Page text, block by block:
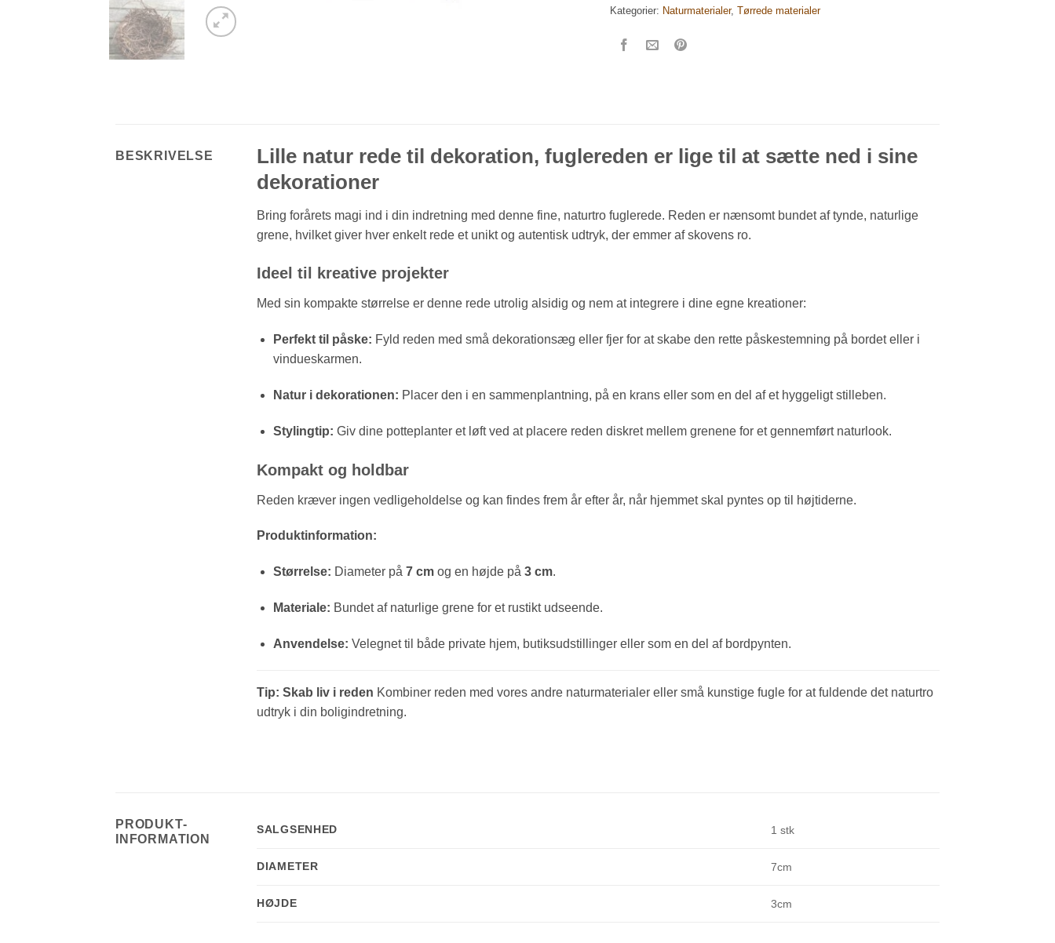
Kategorier: Naturmaterialer, Tørrede materialer
BESKRIVELSE
Lille natur rede til dekoration, fuglereden er lige til at sætte ned i sine
dekorationer
Bring forårets magi ind i din indretning med denne fine, naturtro fuglerede. Reden er nænsomt bundet af tynde, naturlige
grene, hvilket giver hver enkelt rede et unikt og autentisk udtryk, der emmer af skovens ro.
Ideel til kreative projekter
Med sin kompakte størrelse er denne rede utrolig alsidig og nem at integrere i dine egne kreationer:
Perfekt til påske: Fyld reden med små dekorationsæg eller fjer for at skabe den rette påskestemning på bordet eller i
vindueskarmen.
Natur i dekorationen: Placer den i en sammenplantning, på en krans eller som en del af et hyggeligt stilleben.
Stylingtip: Giv dine potteplanter et løft ved at placere reden diskret mellem grenene for et gennemført naturlook.
Kompakt og holdbar
Reden kræver ingen vedligeholdelse og kan findes frem år efter år, når hjemmet skal pyntes op til højtiderne.
Produktinformation:
Størrelse: Diameter på 7 cmog en højde på 3 cm.
Materiale: Bundet af naturlige grene for et rustikt udseende.
Anvendelse: Velegnet til både private hjem, butiksudstillinger eller som en del af bordpynten.
Tip: Skab liv i reden Kombiner reden med vores andre naturmaterialer eller små kunstige fugle for at fuldende det naturtro
udtryk i din boligindretning.
PRODUKT-
INFORMATION
SALGSENHED 1 stk
DIAMETER 7cm
HØJDE 3cm